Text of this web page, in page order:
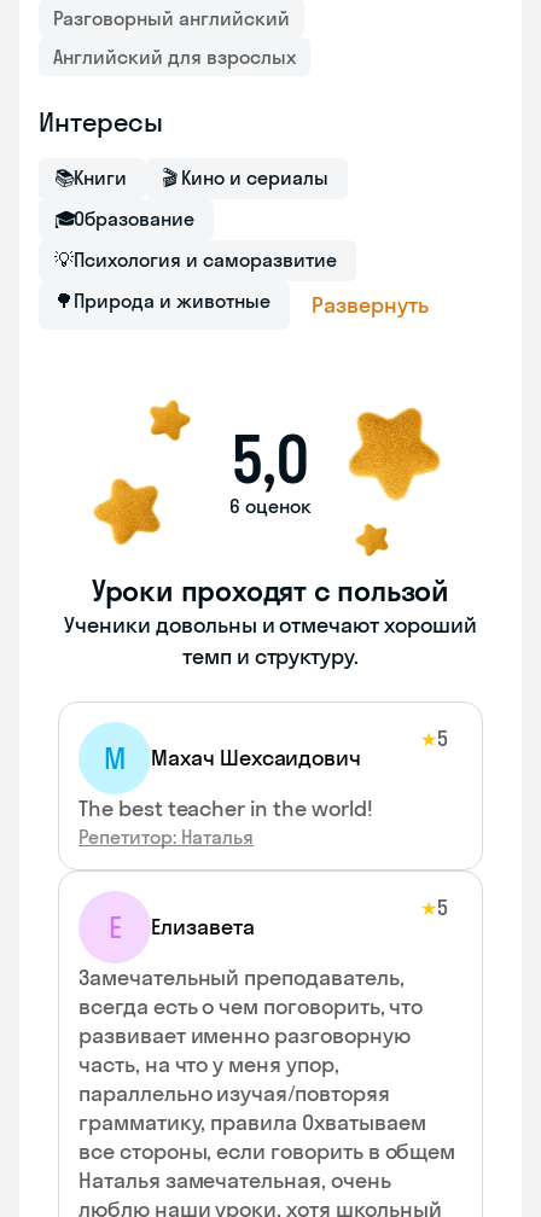
Разговорный английский
Английский для взрослых
Интересы
📚Книги 🎬 Кино и сериалы
🎓Образование
💡Психология и саморазвитие
🌳 Природа и животные Развернуть
5,0
6 оценок
Уроки проходят с пользой
Ученики довольны и отмечают хороший
темп и структуру.
М Махач Шехсаидович
★5
The best teacher in the world!
Репетитор: Наталья
Е Елизавета
★5
Замечательный преподаватель,
всегда есть о чем поговорить, что
развивает именно разговорную
часть, на что у меня упор,
параллельно изучая/повторяя
грамматику, правила Охватываем
все стороны, если говорить в общем
Наталья замечательная, очень
люблю наши уроки, хотя школьный